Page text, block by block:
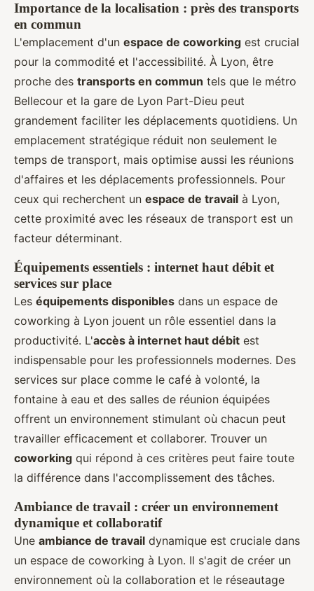
Importance de la localisation : près des transports
en commun
L'emplacement d'un espace de coworking est crucial
pour la commodité et l'accessibilité. À Lyon, être
proche des transports en commun tels que le métro
Bellecour et la gare de Lyon Part-Dieu peut
grandement faciliter les déplacements quotidiens. Un
emplacement stratégique réduit non seulement le
temps de transport, mais optimise aussi les réunions
d'affaires et les déplacements professionnels. Pour
ceux qui recherchent un espace de travail à Lyon,
cette proximité avec les réseaux de transport est un
facteur déterminant.
Équipements essentiels : internet haut débit et
services sur place
Les équipements disponibles dans un espace de
coworking à Lyon jouent un rôle essentiel dans la
productivité. L'accès à internet haut débit est
indispensable pour les professionnels modernes. Des
services sur place comme le café à volonté, la
fontaine à eau et des salles de réunion équipées
offrent un environnement stimulant où chacun peut
travailler efficacement et collaborer. Trouver un
coworking qui répond à ces critères peut faire toute
la différence dans l'accomplissement des tâches.
Ambiance de travail : créer un environnement
dynamique et collaboratif
Une ambiance de travail dynamique est cruciale dans
un espace de coworking à Lyon. Il s'agit de créer un
environnement où la collaboration et le réseautage